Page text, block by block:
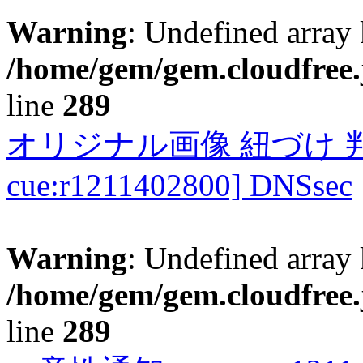
Warning: Undefined
/home/gem/
line 289
オリジナル画像 紐づけ
cue:r1211402800] DNSsec
Warning: Undefined
/home/gem/
line 289